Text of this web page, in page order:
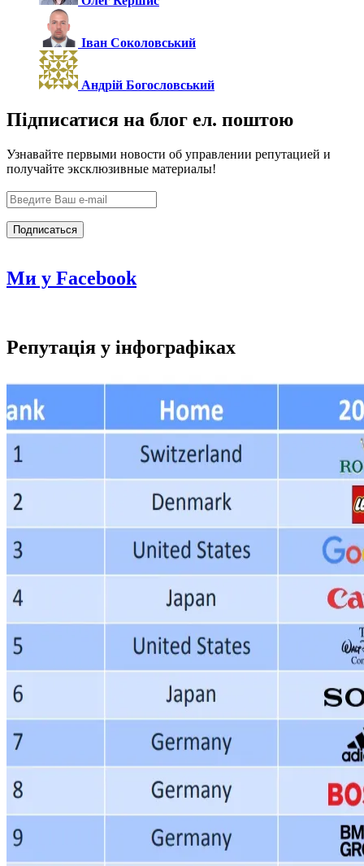
Іван Соколовський
Андрій Богословський
Підписатися на блог ел. поштою
Узнавайте первыми новости об управлении репутацией и
получайте эксклюзивные материалы!
Ми у Facebook
Репутація у інфографіках